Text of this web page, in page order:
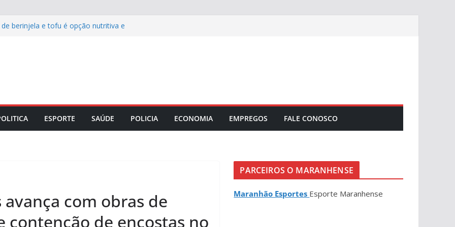
berinjela e tofu é opção nutritiva e
garante segurança jurídica a 60
da CNI a Roberto
a Ordem do Mérito Industrial
ESPORTE SAÚDE POLICIA ECONOMIA EMPREGOS FALE CONOSCO
com obras de
contenção de encostas no
PARCEIROS O MARANHENSE
Maranhão Esportes Esporte Maranhense